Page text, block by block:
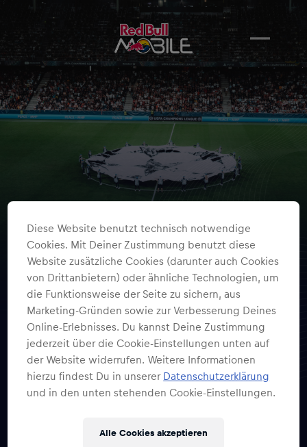
2×2 UEFA Champions
League Heimspiel-
Tickets des FC Salzburg
Diese Website benutzt technisch notwendige
Cookies. Mit Deiner Zustimmung benutzt diese
Website zusätzliche Cookies (darunter auch Cookies
von Drittanbietern) oder ähnliche Technologien, um
die Funktionsweise der Seite zu sichern, aus
Marketing-Gründen sowie zur Verbesserung Deines
Online-Erlebnisses. Du kannst Deine Zustimmung
jederzeit über die Cookie-Einstellungen unten auf
der Website widerrufen. Weitere Informationen
hierzu findest Du in unserer Datenschutzerklärung
und in den unten stehenden Cookie-Einstellungen.
Alle Cookies akzeptieren